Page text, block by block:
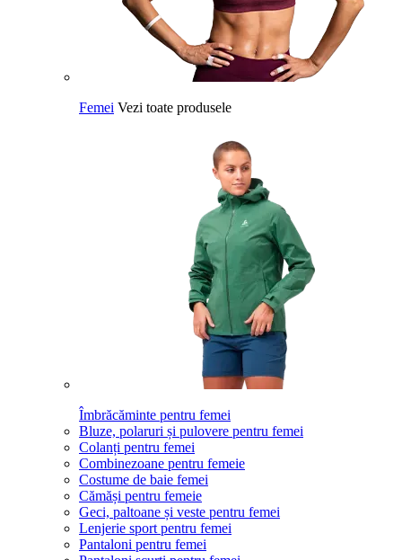
Femei Vezi toate produsele
Îmbrăcăminte pentru femei
Bluze, polaruri și pulovere pentru femei
Colanți pentru femei
Combinezoane pentru femeie
Costume de baie femei
Cămăși pentru femeie
Geci, paltoane și veste pentru femei
Lenjerie sport pentru femei
Pantaloni pentru femei